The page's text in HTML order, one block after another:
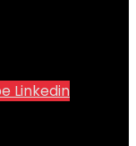
Linkedin